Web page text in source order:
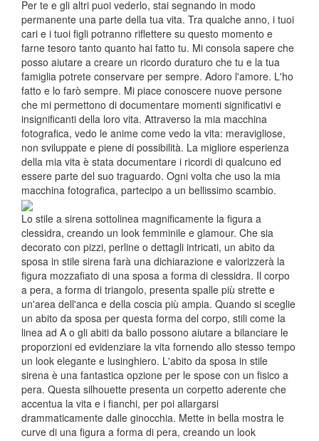
Per te e gli altri puoi vederlo, stai segnando in modo
permanente una parte della tua vita. Tra qualche anno, i tuoi
cari e i tuoi figli potranno riflettere su questo momento e
farne tesoro tanto quanto hai fatto tu. Mi consola sapere che
posso aiutare a creare un ricordo duraturo che tu e la tua
famiglia potrete conservare per sempre. Adoro l'amore. L'ho
fatto e lo farò sempre. Mi piace conoscere nuove persone
che mi permettono di documentare momenti significativi e
insignificanti della loro vita. Attraverso la mia macchina
fotografica, vedo le anime come vedo la vita: meravigliose,
non sviluppate e piene di possibilità. La migliore esperienza
della mia vita è stata documentare i ricordi di qualcuno ed
essere parte del suo traguardo. Ogni volta che uso la mia
macchina fotografica, partecipo a un bellissimo scambio.
Lo stile a sirena sottolinea magnificamente la figura a
clessidra, creando un look femminile e glamour. Che sia
decorato con pizzi, perline o dettagli intricati, un abito da
sposa in stile sirena farà una dichiarazione e valorizzerà la
figura mozzafiato di una sposa a forma di clessidra. Il corpo
a pera, a forma di triangolo, presenta spalle più strette e
un'area dell'anca e della coscia più ampia. Quando si sceglie
un abito da sposa per questa forma del corpo, stili come la
linea ad A o gli abiti da ballo possono aiutare a bilanciare le
proporzioni ed evidenziare la vita fornendo allo stesso tempo
un look elegante e lusinghiero. L'abito da sposa in stile
sirena è una fantastica opzione per le spose con un fisico a
pera. Questa silhouette presenta un corpetto aderente che
accentua la vita e i fianchi, per poi allargarsi
drammaticamente dalle ginocchia. Mette in bella mostra le
curve di una figura a forma di pera, creando un look